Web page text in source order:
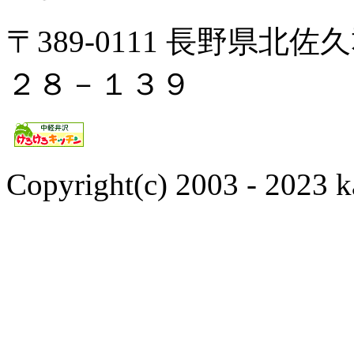
〒389-0111 長野県北佐
２８－１３９
Copyright(c) 2003 - 2023